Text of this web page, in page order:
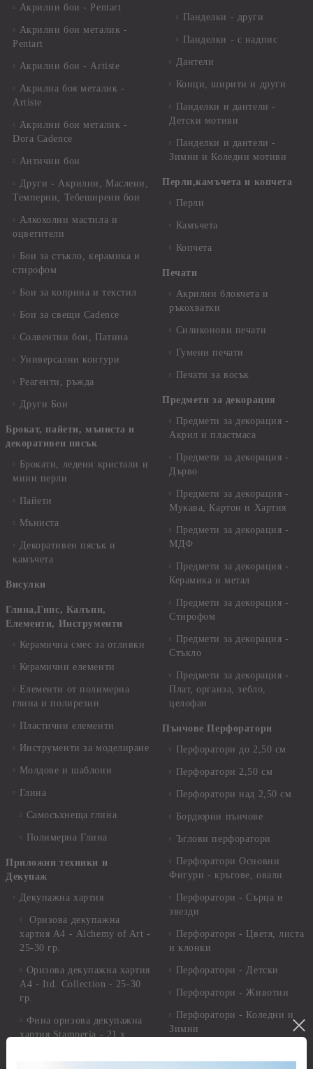
Акрилни бои - Pentart
Акрилни бои металик -
Pentart
Акрилни бои - Artiste
Акрилна боя металик -
Artiste
Акрилни бои металик -
Dora Cadence
Антични бои
Други - Акрилни, Маслени,
Темперни, Тебеширени бои
Алкохолни мастила и
оцветители
Бои за стъкло, керамика и
стирофом
Бои за коприна и текстил
Бои за свещи Cadence
Солвентни бои, Патина
Универсални контури
Реагенти, ръжда
Други Бои
Брокат, пайети, мъниста и
декоративен пясък
Брокати, ледени кристали и
мини перли
Пайети
Мъниста
Декоративен пясък и
камъчета
Висулки
Глина,Гипс, Калъпи,
Елементи, Инструменти
Керамична смес за отливки
Керамични елементи
Елементи от полимерна
глина и полирезин
Пластични елементи
Инструменти за моделиране
Молдове и шаблони
Глина
Самосъхнеща глина
Полимерна Глина
Приложни техники и
Декупаж
Декупажна хартия
Оризова декупажна
хартия А4 - Alchemy of Art -
25-30 гр.
Оризова декупажна хартия
А4 - Itd. Collection - 25-30
гр.
Фина оризова декупажна
хартия Stamperia - 21 х
Панделки - други
Панделки - с надпис
Дантели
Конци, ширити и други
Панделки и дантели -
Детски мотиви
Панделки и дантели -
Зимни и Коледни мотиви
Перли,камъчета и копчета
Перли
Камъчета
Копчета
Печати
Акрилни блокчета и
ръкохватки
Силиконови печати
Гумени печати
Печати за восък
Предмети за декорация
Предмети за декорация -
Акрил и пластмаса
Предмети за декорация -
Дърво
Предмети за декорация -
Мукава, Картон и Хартия
Предмети за декорация -
МДФ
Предмети за декорация -
Керамика и метал
Предмети за декорация -
Стирофом
Предмети за декорация -
Стъкло
Предмети за декорация -
Плат, органза, зебло,
целофан
Пънчове Перфоратори
Перфоратори до 2,50 см
Перфоратори 2,50 см
Перфоратори над 2,50 см
Бордюрни пънчове
Ъглови перфоратори
Перфоратори Основни
Фигури - кръгове, овали
Перфоратори - Сърца и
звезди
Перфоратори - Цветя, листа
и клонки
Перфоратори - Детски
Перфоратори - Животни
Перфоратори - Коледни и
Зимни